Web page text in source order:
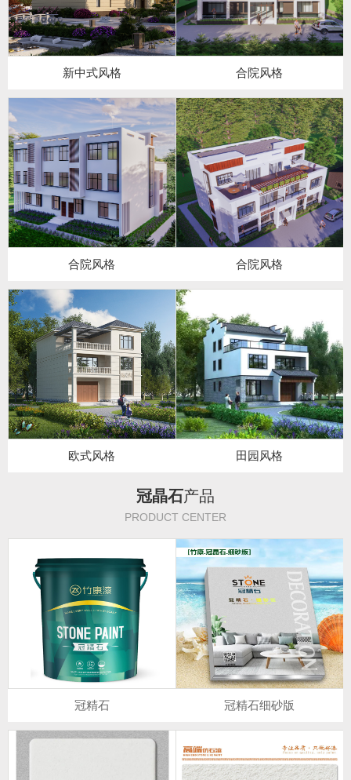
新中式风格 合院风格
合院风格 合院风格
欧式风格 田园风格
冠晶石产品
PRODUCT CENTER
冠精石 冠精石细砂版